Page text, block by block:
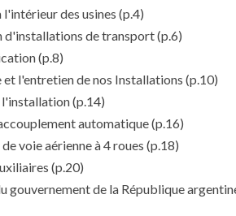
des usines (p.4)
d'installations de transport(p.6)
(p.8)
et l'entretien de nos Installations (p.10)
l'installation(p.14)
automatique(p.16)
voie aérienne à 4 roues (p.18)
(p.20)
gouvernement de la République